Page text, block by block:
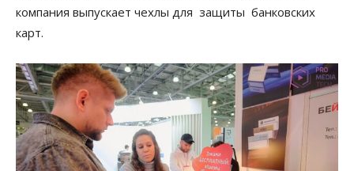
компания выпускает чехлы для защиты банковских
карт.